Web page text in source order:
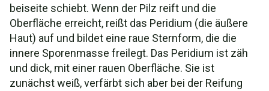
beiseite schiebt. Wenn der Pilz reift und die
Oberfläche erreicht, reißt das Peridium (die äußere
Haut) auf und bildet eine raue Sternform, die die
innere Sporenmasse freilegt. Das Peridium ist zäh
und dick, mit einer rauen Oberfläche. Sie ist
zunächst weiß, verfärbt sich aber bei der Reifung